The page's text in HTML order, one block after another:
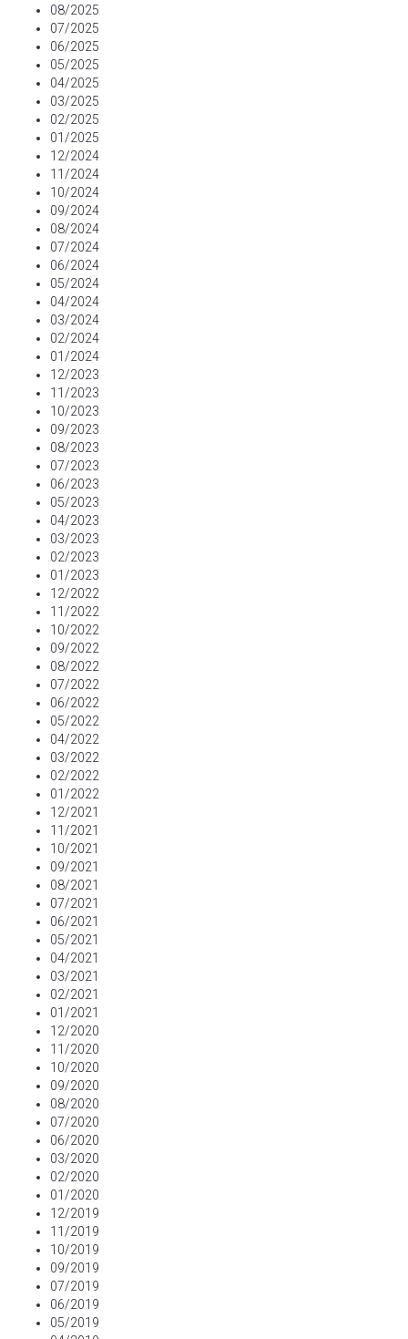
08/2025
07/2025
06/2025
05/2025
04/2025
03/2025
02/2025
01/2025
12/2024
11/2024
10/2024
09/2024
08/2024
07/2024
06/2024
05/2024
04/2024
03/2024
02/2024
01/2024
12/2023
11/2023
10/2023
09/2023
08/2023
07/2023
06/2023
05/2023
04/2023
03/2023
02/2023
01/2023
12/2022
11/2022
10/2022
09/2022
08/2022
07/2022
06/2022
05/2022
04/2022
03/2022
02/2022
01/2022
12/2021
11/2021
10/2021
09/2021
08/2021
07/2021
06/2021
05/2021
04/2021
03/2021
02/2021
01/2021
12/2020
11/2020
10/2020
09/2020
08/2020
07/2020
06/2020
03/2020
02/2020
01/2020
12/2019
11/2019
10/2019
09/2019
07/2019
06/2019
05/2019